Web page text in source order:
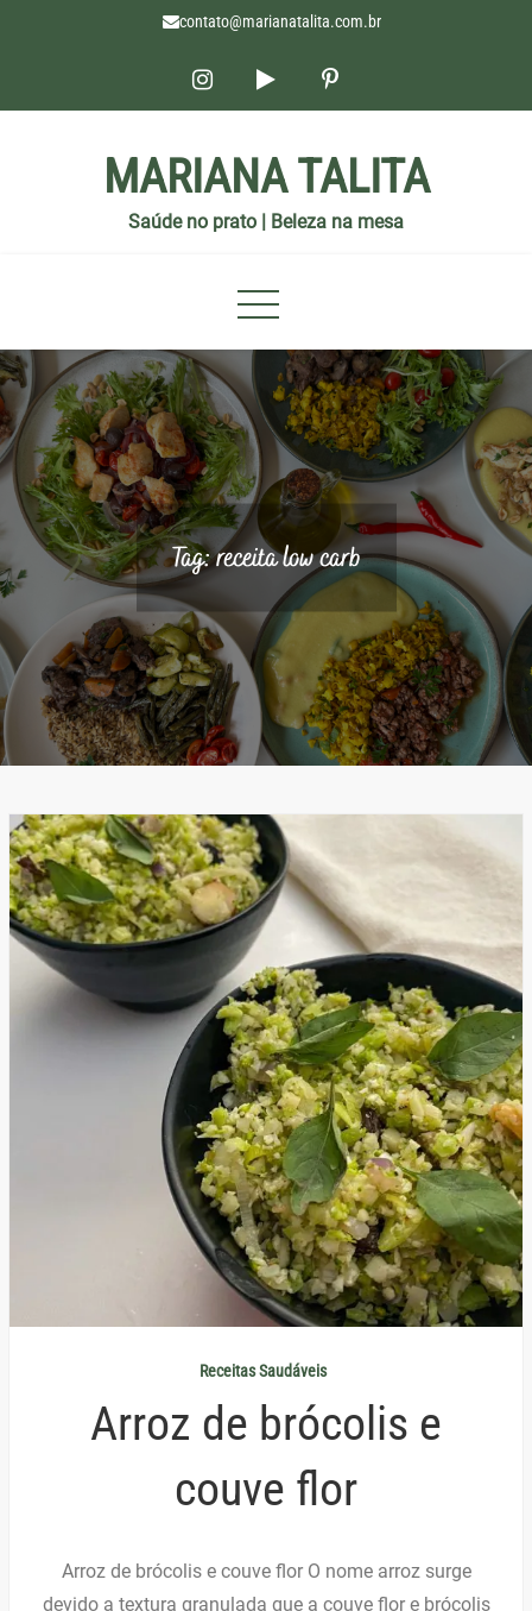
contato@marianatalita.com.br
MARIANA TALITA
Saúde no prato | Beleza na mesa
Tag:receita low carb
Receitas Saudáveis
Arroz de brócolis e
couve flor
Arroz de brócolis e couve flor O nome arroz surge
devido a textura granulada que a couve flor e brócolis